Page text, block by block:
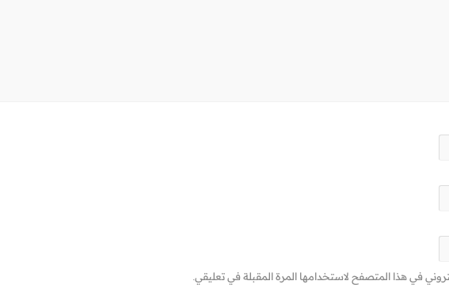
في هذا المتصفح لاستخدامها المرة المقبلة في تعليقي.